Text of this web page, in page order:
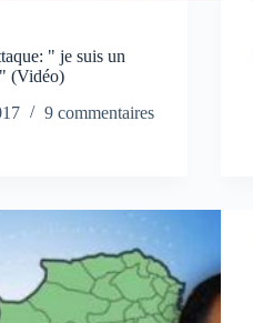
" je suis un
(Vidéo)
9 commentaires